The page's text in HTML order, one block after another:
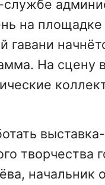
службе
на
гавани
На сцену
творчества
начальник